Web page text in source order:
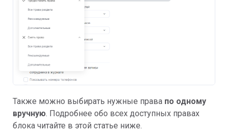
Также можно выбирать нужные права по одному
вручную. Подробнее обо всех доступных правах
блока читайте в этой статье ниже.